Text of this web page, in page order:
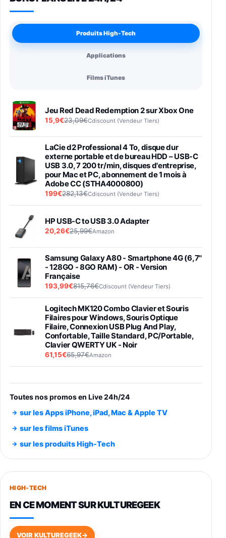
Produits High-Tech
Applications
Films iTunes
Jeu Red Dead Redemption 2 sur Xbox One
15,9€23,09€Cdiscount (Vendeur Tiers)
LaCie d2 Professional 4 To, disque dur
externe portable et de bureau HDD – USB-C
USB 3.0, 7 200 tr/min, disques d'entreprise,
pour Mac et PC, abonnement de 1 mois à
Adobe CC (STHA4000800)
199€282,13€Cdiscount (Vendeur Tiers)
HP USB-C to USB 3.0 Adapter
20,26€25,99€Amazon
Samsung Galaxy A80 - Smartphone 4G (6,7''
- 128GO - 8GO RAM) - OR - Version
Française
193,99€815,76€Cdiscount (Vendeur Tiers)
Logitech MK120 Combo Clavier et Souris
Filaires pour Windows, Souris Optique
Filaire, Connexion USB Plug And Play,
Confortable, Taille Standard, PC/Portable,
Clavier QWERTY UK - Noir
61,15€65,97€Amazon
entraénement direct 3 vitesses (33-45-78
trs/min) avec pre-ampli intégré et port USB
Smartphone SAMSUNG Galaxy S26 Ultra
891,99€1199€Fnac (Vendeur Tiers)
Smartphone SAMSUNG Galaxy S26+ Violet
749,99€
648,63€834,71€
Toutes nos promos en Live 24h/24
sur les Apps iPhone, iPad, Mac & Apple TV
sur les films iTunes
sur les produits High-Tech
HIGH-TECH
EN CE MOMENT SUR KULTUREGEEK
VOIR KULTUREGEEK→